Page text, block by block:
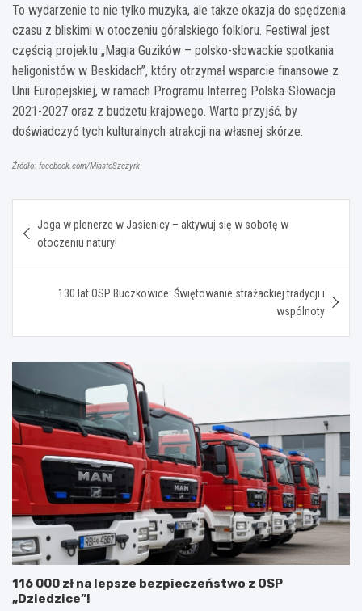
To wydarzenie to nie tylko muzyka, ale także okazja do spędzenia
czasu z bliskimi w otoczeniu góralskiego folkloru. Festiwal jest
częścią projektu „Magia Guzików – polsko-słowackie spotkania
heligonistów w Beskidach”, który otrzymał wsparcie finansowe z
Unii Europejskiej, w ramach Programu Interreg Polska-Słowacja
2021-2027 oraz z budżetu krajowego. Warto przyjść, by
doświadczyć tych kulturalnych atrakcji na własnej skórze.
Źródło: facebook.com/MiastoSzczyrk
wpisu
Joga w plenerze w Jasienicy – aktywuj się w sobotę w
otoczeniu natury!
130 lat OSP Buczkowice: Świętowanie strażackiej tradycji i
wspólnoty
116 000 zł na lepsze bezpieczeństwo z OSP
„Dziedzice”!